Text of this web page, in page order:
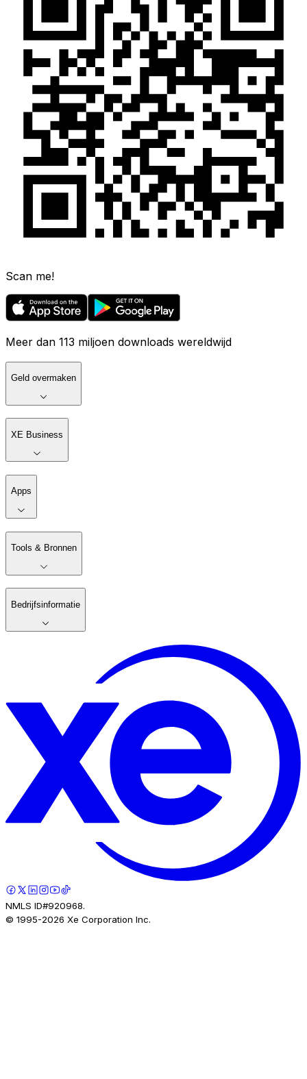
Scan me!
Meer dan 113 miljoen downloads wereldwijd
Geld overmaken
XE Business
Apps
Tools & Bronnen
Bedrijfsinformatie
NMLS ID#920968.
© 1995-2026 Xe Corporation Inc.